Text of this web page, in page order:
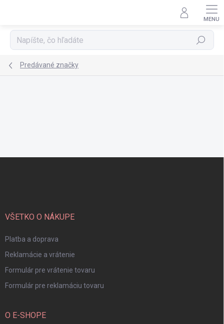
Hľadať
Predávané značky
VŠETKO O NÁKUPE
Platba a doprava
Reklamácie a vrátenie
Formulár pre vrátenie tovaru
Formulár pre reklamáciu tovaru
O E-SHOPE